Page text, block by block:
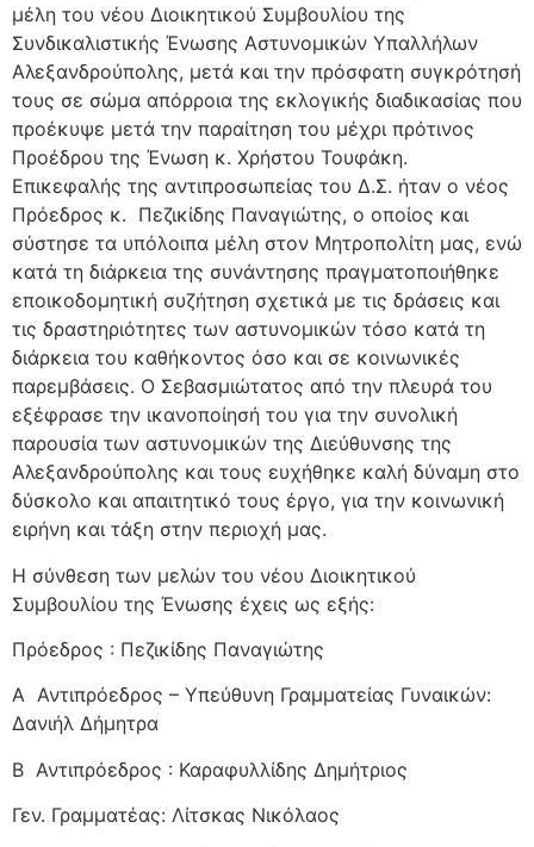
μέλη του νέου Διοικητικού Συμβουλίου της
Συνδικαλιστικής Ένωσης Αστυνομικών Υπαλλήλων
Αλεξανδρούπολης, μετά και την πρόσφατη συγκρότησή
τους σε σώμα απόρροια της εκλογικής διαδικασίας που
προέκυψε μετά την παραίτηση του μέχρι πρότινος
Προέδρου της Ένωση κ. Χρήστου Τουφάκη.
Επικεφαλής της αντιπροσωπείας του Δ.Σ. ήταν ο νέος
Πρόεδρος κ. Πεζικίδης Παναγιώτης, ο οποίος και
σύστησε τα υπόλοιπα μέλη στον Μητροπολίτη μας, ενώ
κατά τη διάρκεια της συνάντησης πραγματοποιήθηκε
εποικοδομητική συζήτηση σχετικά με τις δράσεις και
τις δραστηριότητες των αστυνομικών τόσο κατά τη
διάρκεια του καθήκοντος όσο και σε κοινωνικές
παρεμβάσεις. Ο Σεβασμιώτατος από την πλευρά του
εξέφρασε την ικανοποίησή του για την συνολική
παρουσία των αστυνομικών της Διεύθυνσης της
Αλεξανδρούπολης και τους ευχήθηκε καλή δύναμη στο
δύσκολο και απαιτητικό τους έργο, για την κοινωνική
ειρήνη και τάξη στην περιοχή μας.
Η σύνθεση των μελών του νέου Διοικητικού
Συμβουλίου της Ένωσης έχεις ως εξής:
Πρόεδρος : Πεζικίδης Παναγιώτης
Α Αντιπρόεδρος – Υπεύθυνη Γραμματείας Γυναικών:
Δανιήλ Δήμητρα
Β Αντιπρόεδρος : Καραφυλλίδης Δημήτριος
Γεν. Γραμματέας: Λίτσκας Νικόλαος